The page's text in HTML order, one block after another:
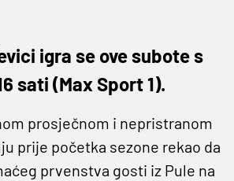
igra se ove subote s
sati (Max Sport 1).
prosječnom i nepristranom
prije početka sezone rekao da
prvenstva gosti iz Pule na